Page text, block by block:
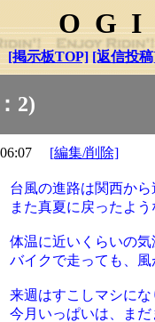
[掲示板TOP] [返信投
2)
[編集/削除]
台風の進路は関西か
また真夏に戻ったよう
体温に近いくらいの気
バイクで走っても、風
来週はすこしマシに
今月いっぱいは、まだ